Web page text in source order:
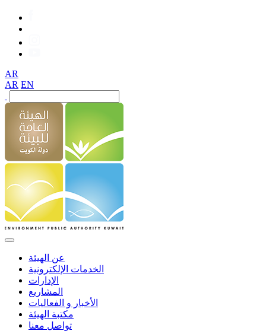
AR
AR EN
عن الهيئة
الخدمات الإلكترونية
الإدارات
المشاريع
الأخبار و الفعاليات
مكتبة الهيئة
تواصل معنا